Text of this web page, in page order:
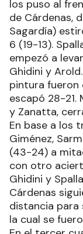
los puso al
de Cárdenas,
Sagardía)
6 (19-13).
empezó a
Ghidini y
pintura fueron
escapó 28-21.
y Zanatta,
En base a los
Giménez,
(43-24) a
con otro
Ghidini y
Cárdenas
distancia para
la cual se